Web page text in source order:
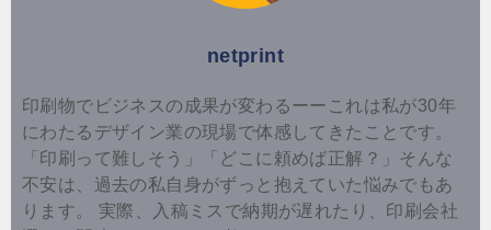
netprint
印刷物でビジネスの成果が変わるーーこれは私が30年
にわたるデザイン業の現場で体感してきたことです。
「印刷って難しそう」「どこに頼めば正解？」そんな
不安は、過去の私自身がずっと抱えていた悩みでもあ
ります。 実際、入稿ミスで納期が遅れたり、印刷会社